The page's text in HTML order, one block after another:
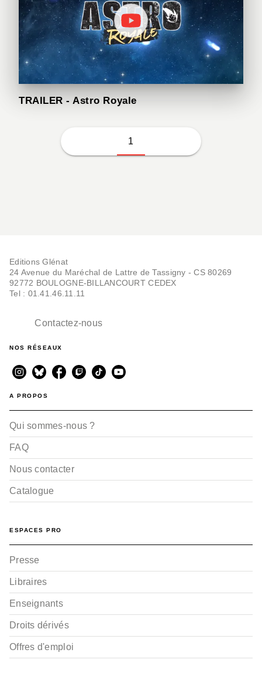
TRAILER - Astro Royale
1
Editions Glénat
24 Avenue du Maréchal de Lattre de Tassigny - CS 80269
92772 BOULOGNE-BILLANCOURT CEDEX
Tel : 01.41.46.11.11
Contactez-nous
NOS RÉSEAUX
A PROPOS
Qui sommes-nous ?
FAQ
Nous contacter
Catalogue
ESPACES PRO
Presse
Libraires
Enseignants
Droits dérivés
Offres d'emploi